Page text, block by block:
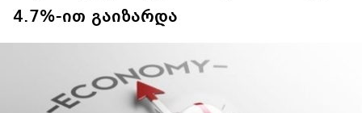
4.7%-ით გაიზარდა